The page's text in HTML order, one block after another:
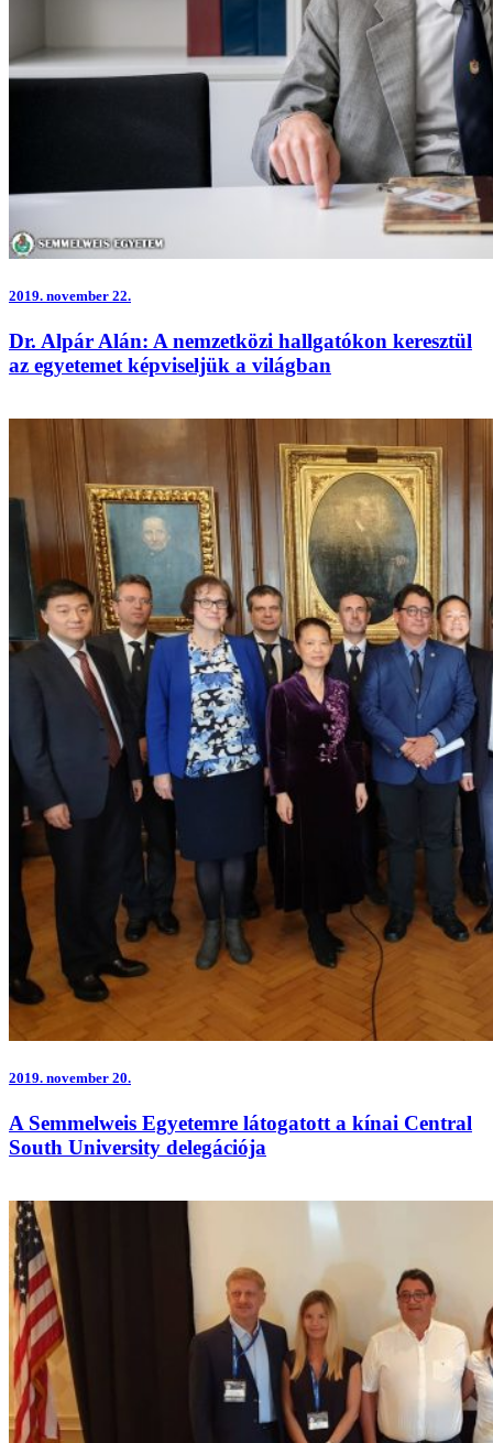
2019. november 22.
Dr. Alpár Alán: A nemzetközi hallgatókon keresztül
az egyetemet képviseljük a világban
2019. november 20.
A Semmelweis Egyetemre látogatott a kínai Central
South University delegációja